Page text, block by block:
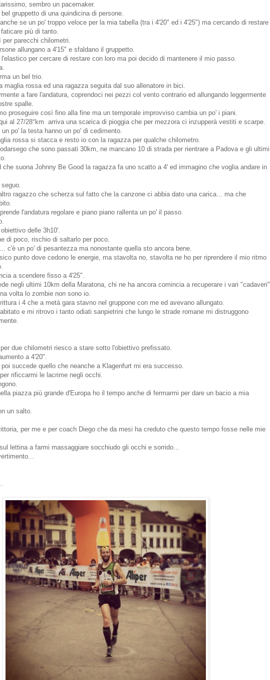
sembro un pacemaker.
gruppetto di una quindicina di persone.
se un po' troppo veloce per la mia tabella (tra i 4'20" ed i 4'25") ma cercando di restare
più di tanto.
parecchi chilometri.
allungano a 4'15" e sfaldano il gruppetto.
per cercare di restare con loro ma poi decido di mantenere il mio passo.
un bel trio.
maglia rossa ed una ragazza seguita dal suo allenatore in bici.
a fare l'andatura, coprendoci nei pezzi col vento contrario ed allungando leggermente
spalle.
proseguire così fino alla fine ma un temporale improvviso cambia un po' i piani.
al 27/28°km arriva una scarica di pioggia che per mezzora ci inzupperà vestiti e scarpe.
un po' la testa hanno un po' di cedimento.
rossa si stacca e resto io con la ragazza per qualche chilometro.
che sono passati 30km, ne mancano 10 di strada per rientrare a Padova e gli ultimi
che suona Johnny Be Good la ragazza fa uno scatto a 4' ed immagino che voglia andare in
ragazzo che scherza sul fatto che la canzone ci abbia dato una carica... ma che
l'andatura regolare e piano piano rallenta un po' il passo.
delle 3h10'.
di poco, rischio di saltarlo per poco.
c'è un po' di pesantezza ma nonostante quella sto ancora bene.
punto dove cedono le energie, ma stavolta no, stavolta ne ho per riprendere il mio ritmo
a scendere fisso a 4'25".
negli ultimi 10km della Maratona, chi ne ha ancora comincia a recuperare i vari "cadaveri"
volta lo zombie non sono io.
i 4 che a metà gara stavno nel gruppone con me ed avevano allungato.
e mi ritrovo i tanto odiati sanpietrini che lungo le strade romane mi distruggono
due chilometri riesco a stare sotto l'obiettivo prefissato.
a 4'20".
succede quello che neanche a Klagenfurt mi era successo.
rificcarmi le lacrime negli occhi.
piazza più grande d'Europa ho il tempo anche di fermarmi per dare un bacio a mia
un salto.
per me e per coach Diego che da mesi ha creduto che questo tempo fosse nelle mie
lettina a farmi massaggiare socchiudo gli occhi e sorrido...